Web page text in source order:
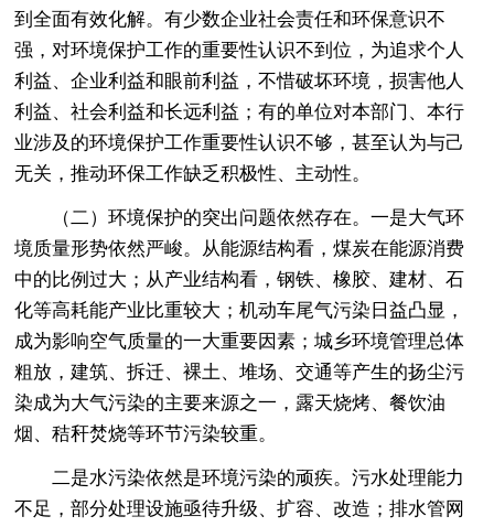
到全面有效化解。有少数企业社会责任和环保意识不
强，对环境保护工作的重要性认识不到位，为追求个人
利益、企业利益和眼前利益，不惜破坏环境，损害他人
利益、社会利益和长远利益；有的单位对本部门、本行
业涉及的环境保护工作重要性认识不够，甚至认为与己
无关，推动环保工作缺乏积极性、主动性。
（二）环境保护的突出问题依然存在。一是大气环
境质量形势依然严峻。从能源结构看，煤炭在能源消费
中的比例过大；从产业结构看，钢铁、橡胶、建材、石
化等高耗能产业比重较大；机动车尾气污染日益凸显，
成为影响空气质量的一大重要因素；城乡环境管理总体
粗放，建筑、拆迁、裸土、堆场、交通等产生的扬尘污
染成为大气污染的主要来源之一，露天烧烤、餐饮油
烟、秸秆焚烧等环节污染较重。
二是水污染依然是环境污染的顽疾。污水处理能力
不足，部分处理设施亟待升级、扩容、改造；排水管网